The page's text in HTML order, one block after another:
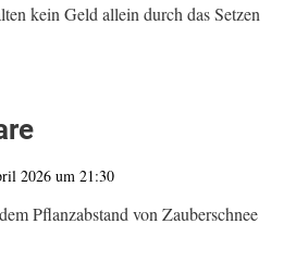
kein Geld allein durch das Setzen
2026 um 21:30
Pflanzabstand von Zauberschnee